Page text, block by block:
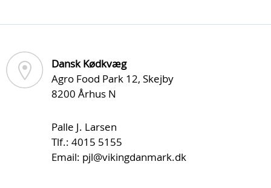
Dansk Kødkvæg
Agro Food Park 12, Skejby
8200 Århus N
Palle J. Larsen
Tlf.: 4015 5155
Email: pjl@vikingdanmark.dk